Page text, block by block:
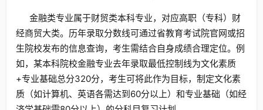
金融类专业属于财贸类本科专业，对应高职（专科）财
经商贸大类。历年录取分数线可通过省教育考试院官网或招
生院校发布的信息查询，考生需结合自身成绩合理定位。例
如，某本科院校金融专业去年录取最低控制线为文化素质
+专业基础总分320分，考生可将此作为目标，制定文化素
质（如计算机、英语各需达到60分以上）和专业基础（如经